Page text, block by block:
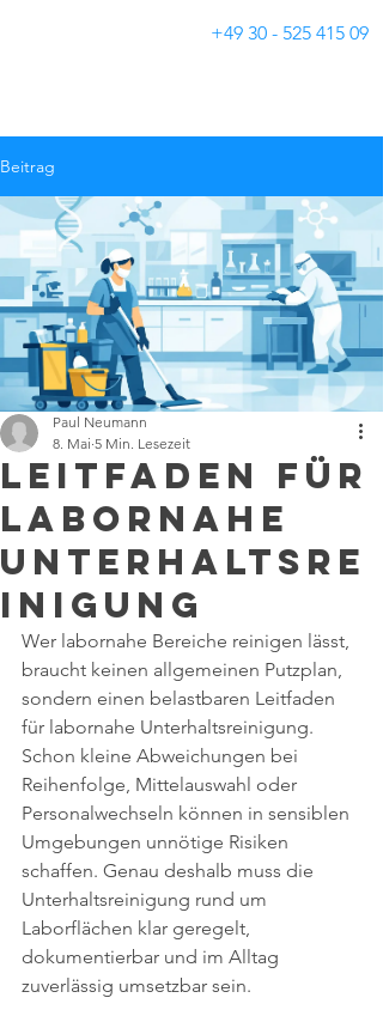
+49 30 - 525 415 09
Beitrag
Leitfaden für
labornahe
Unterhaltsre
inigung
Paul Neumann
8. Mai 5 Min. Lesezeit
Wer labornahe Bereiche reinigen lässt,
braucht keinen allgemeinen Putzplan,
sondern einen belastbaren Leitfaden
für labornahe Unterhaltsreinigung.
Schon kleine Abweichungen bei
Reihenfolge, Mittelauswahl oder
Personalwechseln können in sensiblen
Umgebungen unnötige Risiken
schaffen. Genau deshalb muss die
Unterhaltsreinigung rund um
Laborflächen klar geregelt,
dokumentierbar und im Alltag
zuverlässig umsetzbar sein.